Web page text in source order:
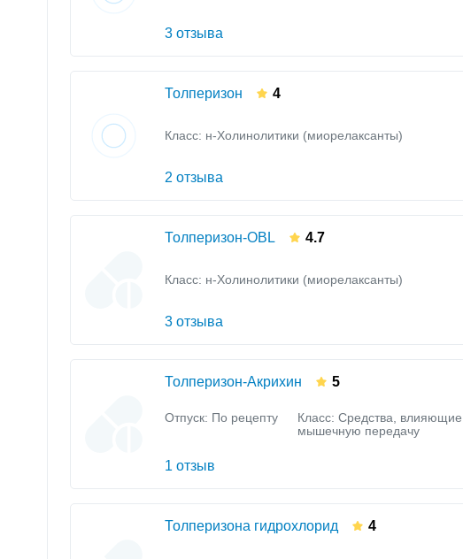
3 отзыва
Толперизон 4
Класс: н-Холинолитики (миорелаксанты)
2 отзыва
Толперизон-OBL 4.7
Класс: н-Холинолитики (миорелаксанты)
3 отзыва
Толперизон-Акрихин 5
Отпуск: По рецепту Класс: Средства,
мышечную передачу
1 отзыв
Толперизона гидрохлорид 4